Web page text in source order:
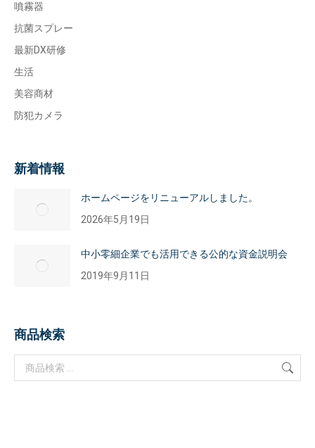
噴霧器
抗菌スプレー
最新DX研修
生活
美容商材
防犯カメラ
新着情報
ホームページをリニューアルしました。
2026年5月19日
中小零細企業でも活用できる公的な資金説明会
2019年9月11日
商品検索